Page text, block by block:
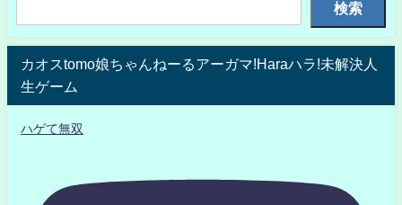
検索
カオスtomo娘ちゃんねーるアーガマ!Haraハラ!未解決人
生ゲーム
ハゲて無双